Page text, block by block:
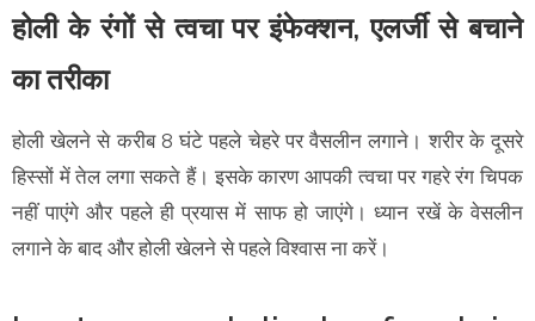
होली के रंगों से त्वचा पर इंफेक्शन, एलर्जी से बचाने
का तरीका
होली खेलने से करीब 8 घंटे पहले चेहरे पर वैसलीन लगाने। शरीर के दूसरे
हिस्सों में तेल लगा सकते हैं। इसके कारण आपकी त्वचा पर गहरे रंग चिपक
नहीं पाएंगे और पहले ही प्रयास में साफ हो जाएंगे। ध्यान रखें के वेसलीन
लगाने के बाद और होली खेलने से पहले विश्वास ना करें।